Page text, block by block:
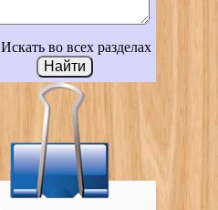
Искать во всех разделах